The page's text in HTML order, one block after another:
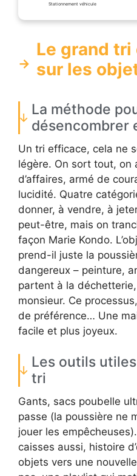
Stationnement véhicule
Le grand
sur les
La méthode
désencombrer
Un tri efficace, cela ne
légère. On sort tout, on
d’affaires, armé de
lucidité. Quatre
donner, à vendre, à
peut-être, mais on
façon Marie Kondo.
prend-il juste la
dangereux – peinture,
partent à la
monsieur. Ce
de préférence… Une
facile et plus joyeux.
Les outils
tri
Gants, sacs poubelle
passe (la poussière ne
jouer les
caisses aussi, histoire
objets vers une